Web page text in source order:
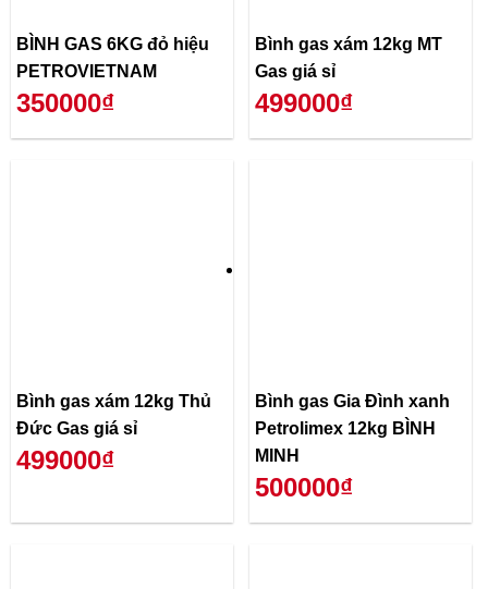
BÌNH GAS 6KG đỏ hiệu
PETROVIETNAM
350000₫
Bình gas xám 12kg MT
Gas giá sỉ
499000₫
Bình gas xám 12kg Thủ
Đức Gas giá sỉ
499000₫
Bình gas Gia Đình xanh
Petrolimex 12kg BÌNH
MINH
500000₫